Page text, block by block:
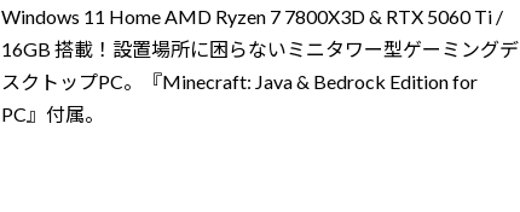
Windows 11 Home AMD Ryzen 7 7800X3D & RTX 5060 Ti /
16GB 搭載！設置場所に困らないミニタワー型ゲーミングデ
スクトップPC。『Minecraft: Java & Bedrock Edition for
PC』付属。